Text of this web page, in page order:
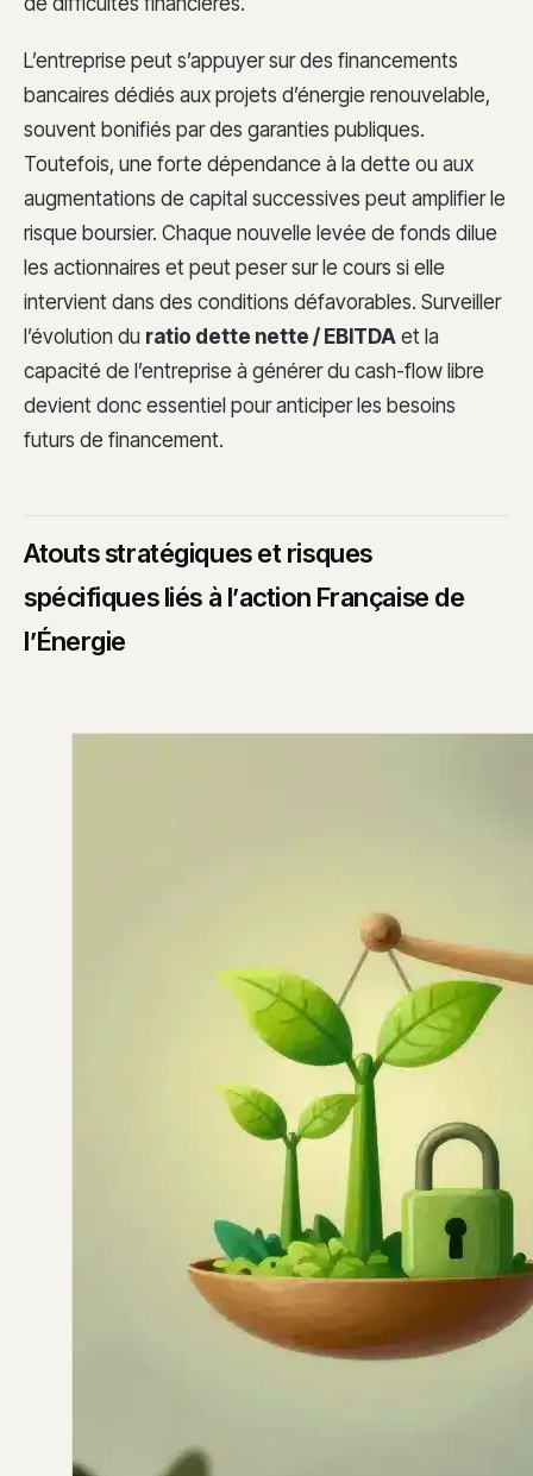
L’entreprise peut s’appuyer sur des financements
bancaires dédiés aux projets d’énergie renouvelable,
souvent bonifiés par des garanties publiques.
Toutefois, une forte dépendance à la dette ou aux
augmentations de capital successives peut amplifier le
risque boursier. Chaque nouvelle levée de fonds dilue
les actionnaires et peut peser sur le cours si elle
intervient dans des conditions défavorables. Surveiller
l’évolution du ratio dette nette / EBITDA et la
capacité de l’entreprise à générer du cash-flow libre
devient donc essentiel pour anticiper les besoins
futurs de financement.
Atouts stratégiques et risques
spécifiques liés à l’action Française de
l’Énergie